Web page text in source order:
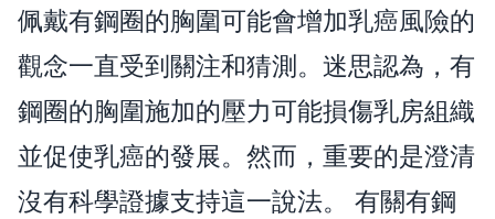
佩戴有鋼圈的胸圍可能會增加乳癌風險的
觀念一直受到關注和猜測。迷思認為，有
鋼圈的胸圍施加的壓力可能損傷乳房組織
並促使乳癌的發展。然而，重要的是澄清
沒有科學證據支持這一說法。 有關有鋼